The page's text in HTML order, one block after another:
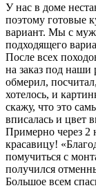
У нас в доме
поэтому готовые
вариант. Мы с
подходящего
После всех
на заказ под
обмерил,
хотелось, и
скажу, что это
вписалась и цвет
Примерно через 2
красавицу!
помучиться с
получился
Большое всем